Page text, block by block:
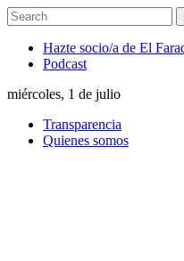
Hazte socio/a de El
Podcast
miércoles, 1 de julio
Transparencia
Quienes somos